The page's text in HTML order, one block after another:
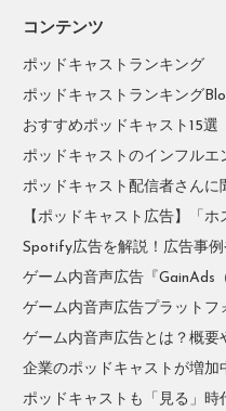
コンテンツ
ポッドキャストランキング
ポッドキャストランキング
おすすめポッドキャスト15選
ポッドキャストのインフル
ポッドキャスト配信者さん
【ポッドキャスト広告】「
Spotify広告を解説！広告事
ゲーム内音声広告『GainAds
ゲーム内音声広告プラットフ
ゲーム内音声広告とは？概要
企業のポッドキャストが増加
ポッドキャストも「見る」